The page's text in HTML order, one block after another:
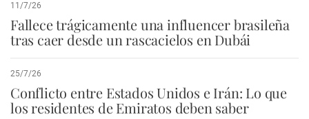
11/7/26
Fallece trágicamente una influencer brasileña
tras caer desde un rascacielos en Dubái
25/7/26
Conflicto entre Estados Unidos e Irán: Lo que
los residentes de Emiratos deben saber